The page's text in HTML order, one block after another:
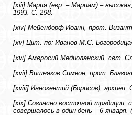
[xiii] Мария (евр. – Мариам) –
1993. С. 298.
[xiv] Мейендорф Иоанн, прот.
[xv] Цит. по: Иванов М.С.
[xvi] Амвросий Медиоланский, свт.
[xvii] Вишняков Симеон, прот.
[xviii] Иннокентий (Борисов), архиеп.
[xix] Согласно восточной традиции,
совершалось в один день – 6